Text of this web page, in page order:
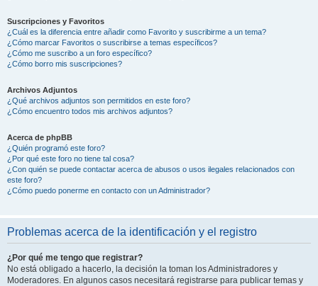
Suscripciones y Favoritos
¿Cuál es la diferencia entre añadir como Favorito y suscribirme a un tema?
¿Cómo marcar Favoritos o suscribirse a temas específicos?
¿Cómo me suscribo a un foro específico?
¿Cómo borro mis suscripciones?
Archivos Adjuntos
¿Qué archivos adjuntos son permitidos en este foro?
¿Cómo encuentro todos mis archivos adjuntos?
Acerca de phpBB
¿Quién programó este foro?
¿Por qué este foro no tiene tal cosa?
¿Con quién se puede contactar acerca de abusos o usos ilegales relacionados con
este foro?
¿Cómo puedo ponerme en contacto con un Administrador?
Problemas acerca de la identificación y el registro
¿Por qué me tengo que registrar?
No está obligado a hacerlo, la decisión la toman los Administradores y
Moderadores. En algunos casos necesitará registrarse para publicar temas y